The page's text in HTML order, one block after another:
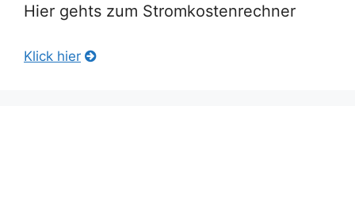
Hier gehts zum Stromkostenrechner
Klick hier